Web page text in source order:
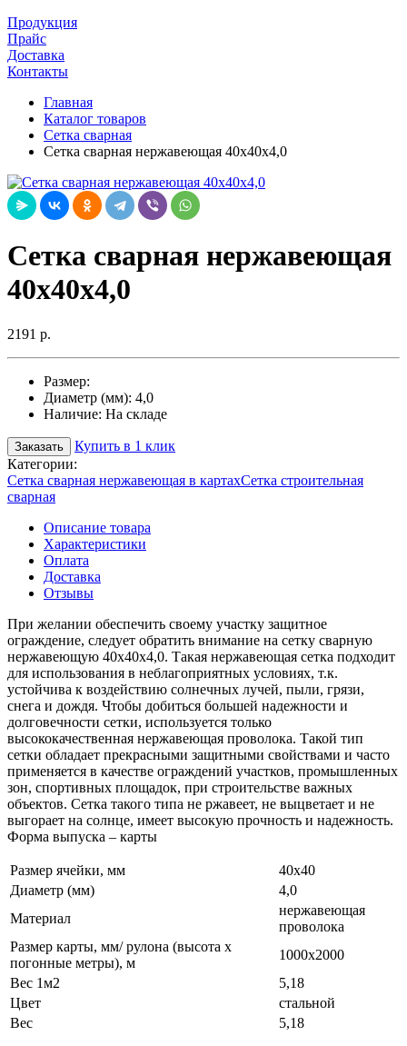
Продукция
Прайс
Доставка
Контакты
Главная
Каталог товаров
Сетка сварная
Сетка сварная нержавеющая 40х40х4,0
Сетка сварная нержавеющая
40х40х4,0
2191 р.
Размер:
Диаметр (мм): 4,0
Наличие: На складе
Заказать
Купить в 1 клик
Категории:
Сетка сварная нержавеющая в картахСетка строительная
сварная
Описание товара
Характеристики
Оплата
Доставка
Отзывы
При желании обеспечить своему участку защитное
ограждение, следует обратить внимание на сетку сварную
нержавеющую 40х40х4,0. Такая нержавеющая сетка подходит
для использования в неблагоприятных условиях, т.к.
устойчива к воздействию солнечных лучей, пыли, грязи,
снега и дождя. Чтобы добиться большей надежности и
долговечности сетки, используется только
высококачественная нержавеющая проволока. Такой тип
сетки обладает прекрасными защитными свойствами и часто
применяется в качестве ограждений участков, промышленных
зон, спортивных площадок, при строительстве важных
объектов. Сетка такого типа не ржавеет, не выцветает и не
выгорает на солнце, имеет высокую прочность и надежность.
Форма выпуска – карты
Размер ячейки, мм
40х40
Диаметр (мм)
4,0
Материал
нержавеющая
проволока
Размер карты, мм/ рулона (высота х
погонные метры), м
1000х2000
Вес 1м2
5,18
Цвет
стальной
Вес
5,18